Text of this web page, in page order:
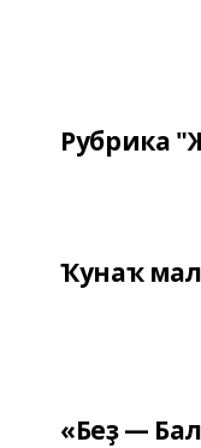
Рубрика
Ҡунаҡ
«Беҙ —